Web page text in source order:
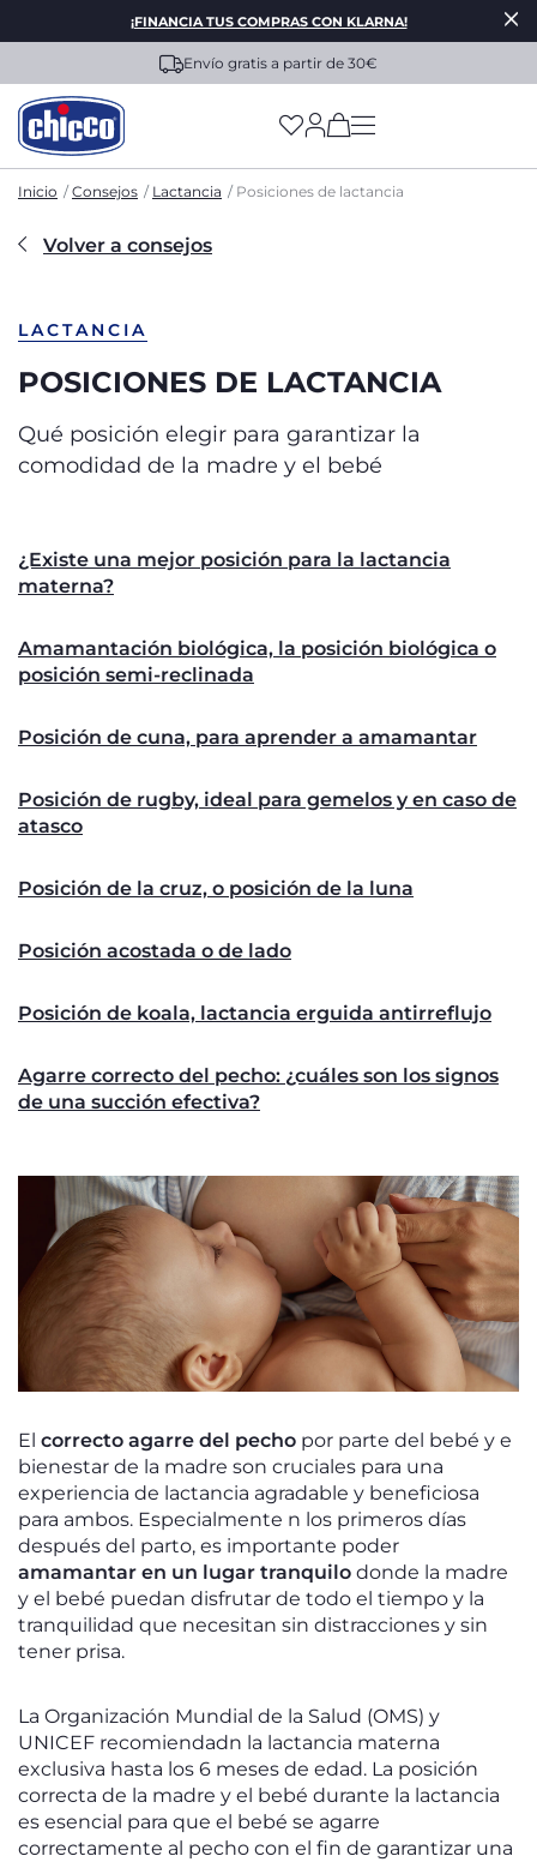
¡FINANCIA TUS COMPRAS CON KLARNA!
Envío gratis a partir de 30€
(has more options
Inicio Consejos Lactancia Posiciones de lactancia
Volver a consejos
LACTANCIA
POSICIONES DE LACTANCIA
Qué posición elegir para garantizar la
comodidad de la madre y el bebé
¿Existe una mejor posición para la lactancia
materna?
Amamantación biológica, la posición biológica o
posición semi-reclinada
Posición de cuna, para aprender a amamantar
Posición de rugby, ideal para gemelos y en caso de
atasco
Posición de la cruz, o posición de la luna
Posición acostada o de lado
Posición de koala, lactancia erguida antirreflujo
Agarre correcto del pecho: ¿cuáles son los signos
de una succión efectiva?
El correcto agarre del pecho por parte del bebé y e
bienestar de la madre son cruciales para una
experiencia de lactancia agradable y beneficiosa
para ambos. Especialmente n los primeros días
después del parto, es importante poder
amamantar en un lugar tranquilo donde la madre
y el bebé puedan disfrutar de todo el tiempo y la
tranquilidad que necesitan sin distracciones y sin
tener prisa.
La Organización Mundial de la Salud (OMS) y
UNICEF recomiendadn la lactancia materna
exclusiva hasta los 6 meses de edad. La posición
correcta de la madre y el bebé durante la lactancia
es esencial para que el bebé se agarre
correctamente al pecho con el fin de garantizar una